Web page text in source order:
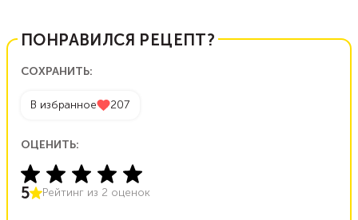
ПОНРАВИЛСЯ РЕЦЕПТ?
СОХРАНИТЬ:
В избранное 207
ОЦЕНИТЬ:
5 Рейтинг из 2 оценок